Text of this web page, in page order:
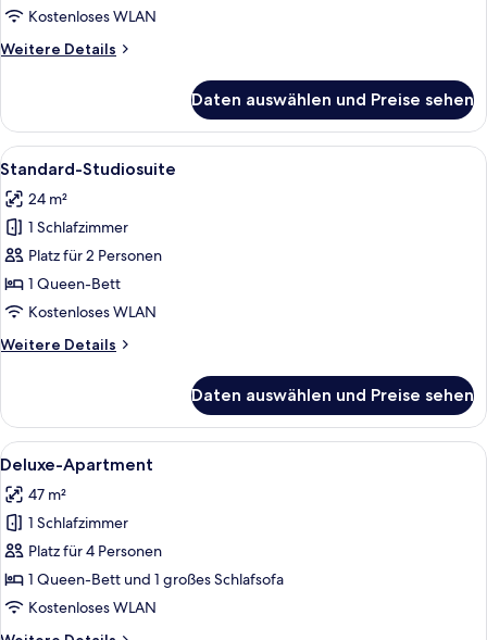
Kostenloses WLAN
Weitere Details
Weitere
Studiosuite
Daten auswählen und Preise sehen
Alle
Fotos
für
Standard-
Studiosuite
anzeigen
Ein modernes Hotelzimmer mit
11
Standard-Studiosuite
24 m²
1 Schlafzimmer
Platz für 2 Personen
1 Queen-Bett
Kostenloses WLAN
Weitere Details
Weitere
Studiosuite
Daten auswählen und Preise sehen
Alle
Fotos
für
Deluxe-
Apartment
anzeigen
Ein modernes Wohnzimmer mit
16
Deluxe-Apartment
47 m²
1 Schlafzimmer
Platz für 4 Personen
1 Queen-Bett und 1 großes Schlafsofa
Kostenloses WLAN